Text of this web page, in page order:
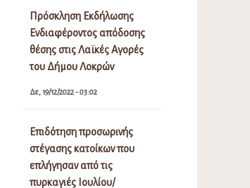
Πρόσκληση Εκδήλωσης
Ενδιαφέροντος απόδοσης
θέσης στις Λαϊκές Αγορές
του Δήμου Λοκρών
Δε, 19/12/2022 - 03:02
Επιδότηση προσωρινής
στέγασης κατοίκων που
επλήγησαν από τις
πυρκαγιές Ιουλίου/